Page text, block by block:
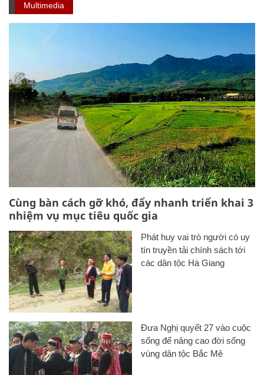
Multimedia
Cùng bàn cách gỡ khó, đẩy nhanh triển khai 3
nhiệm vụ mục tiêu quốc gia
Phát huy vai trò người có uy
tín truyền tải chính sách tới
các dân tộc Hà Giang
Đưa Nghị quyết 27 vào cuộc
sống để nâng cao đời sống
vùng dân tộc Bắc Mê